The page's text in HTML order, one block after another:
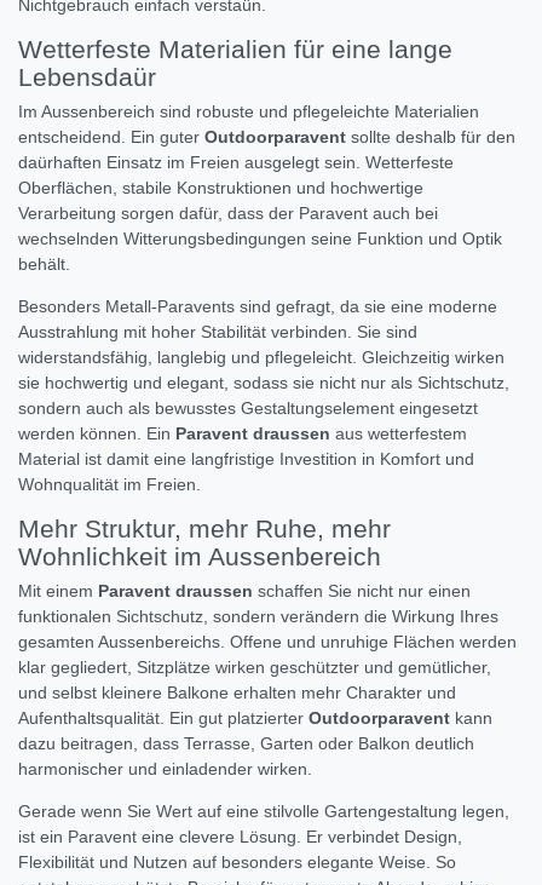
Nichtgebrauch einfach verstaün.
Wetterfeste Materialien für eine lange
Lebensdaür
Im Aussenbereich sind robuste und pflegeleichte Materialien
entscheidend. Ein guter Outdoorparavent sollte deshalb für den
daürhaften Einsatz im Freien ausgelegt sein. Wetterfeste
Oberflächen, stabile Konstruktionen und hochwertige
Verarbeitung sorgen dafür, dass der Paravent auch bei
wechselnden Witterungsbedingungen seine Funktion und Optik
behält.
Besonders Metall-Paravents sind gefragt, da sie eine moderne
Ausstrahlung mit hoher Stabilität verbinden. Sie sind
widerstandsfähig, langlebig und pflegeleicht. Gleichzeitig wirken
sie hochwertig und elegant, sodass sie nicht nur als Sichtschutz,
sondern auch als bewusstes Gestaltungselement eingesetzt
werden können. Ein Paravent draussen aus wetterfestem
Material ist damit eine langfristige Investition in Komfort und
Wohnqualität im Freien.
Mehr Struktur, mehr Ruhe, mehr
Wohnlichkeit im Aussenbereich
Mit einem Paravent draussen schaffen Sie nicht nur einen
funktionalen Sichtschutz, sondern verändern die Wirkung Ihres
gesamten Aussenbereichs. Offene und unruhige Flächen werden
klar gegliedert, Sitzplätze wirken geschützter und gemütlicher,
und selbst kleinere Balkone erhalten mehr Charakter und
Aufenthaltsqualität. Ein gut platzierter Outdoorparavent kann
dazu beitragen, dass Terrasse, Garten oder Balkon deutlich
harmonischer und einladender wirken.
Gerade wenn Sie Wert auf eine stilvolle Gartengestaltung legen,
ist ein Paravent eine clevere Lösung. Er verbindet Design,
Flexibilität und Nutzen auf besonders elegante Weise. So